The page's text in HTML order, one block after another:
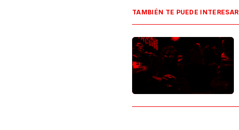
TAMBIÉN TE PUEDE INTERESAR